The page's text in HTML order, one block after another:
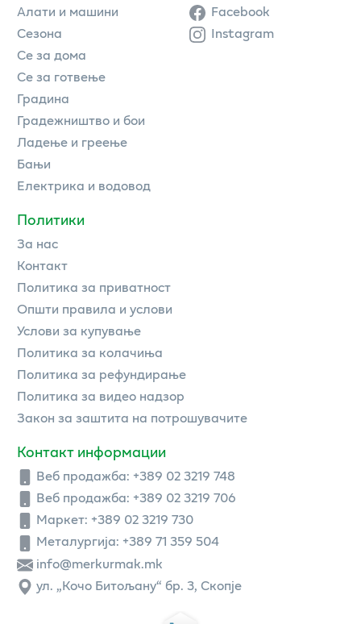
Алати и машини
Сезона
Се за дома
Се за готвење
Градина
Градежништво и бои
Ладење и греење
Бањи
Електрика и водовод
Политики
За нас
Контакт
Политика за приватност
Општи правила и услови
Услови за купување
Политика за колачиња
Политика за рефундирање
Политика за видео надзор
Закон за заштита на потрошувачите
Контакт информации
Веб продажба: +389 02 3219 748
Веб продажба: +389 02 3219 706
Маркет: +389 02 3219 730
Металургија: +389 71 359 504
info@merkurmak.mk
ул. „Кочо Битољану“ бр. 3, Скопје
Facebook
Instagram